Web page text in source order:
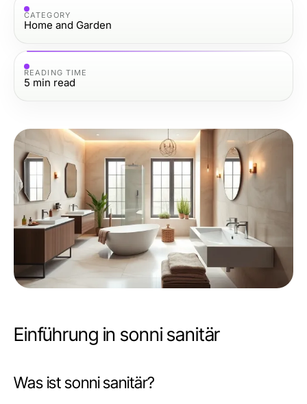
CATEGORY
Home and Garden
READING TIME
5 min read
Einführung in sonni sanitär
Was ist sonni sanitär?